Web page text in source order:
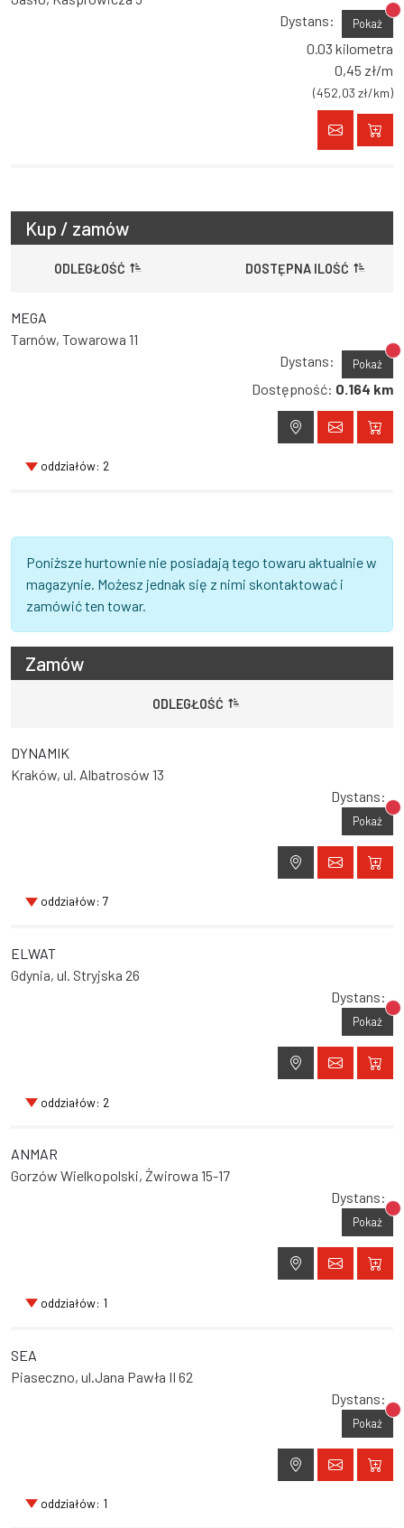
Dystans:
Pokaż
0.03 kilometra
0,45 zł/m
(452,03 zł/km)
Kup / zamów
ODLEGŁOŚĆ DOSTĘPNA ILOŚĆ
MEGA
Tarnów, Towarowa 11
Dystans:
Pokaż
Dostępność: 0.164 km
oddziałów: 2
Poniższe hurtownie nie posiadają tego towaru aktualnie w
magazynie. Możesz jednak się z nimi skontaktować i
zamówić ten towar.
Zamów
ODLEGŁOŚĆ
DYNAMIK
Kraków, ul. Albatrosów 13
Dystans:
Pokaż
oddziałów: 7
ELWAT
Gdynia, ul. Stryjska 26
Dystans:
Pokaż
oddziałów: 2
ANMAR
Gorzów Wielkopolski, Żwirowa 15-17
Dystans:
Pokaż
oddziałów: 1
SEA
Piaseczno, ul.Jana Pawła II 62
Dystans:
Pokaż
oddziałów: 1